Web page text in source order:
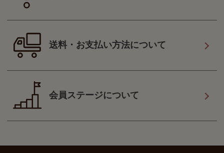
送料・お支払い方法について
会員ステージについて